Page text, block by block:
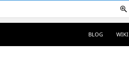
+
BLOG
WIKI